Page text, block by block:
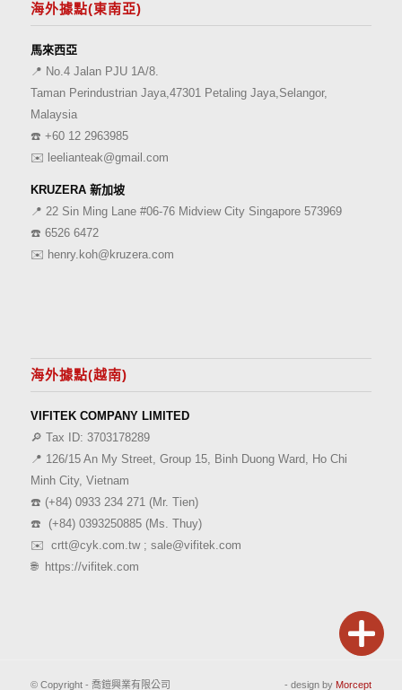
海外據點(東南亞)
馬來西亞
📍 No.4 Jalan PJU 1A/8.
Taman Perindustrian Jaya,47301 Petaling Jaya,Selangor,
Malaysia
☎️ +60 12 2963985
✉️ leelianteak@gmail.com
KRUZERA 新加坡
📍 22 Sin Ming Lane #06-76 Midview City Singapore 573969
☎️ 6526 6472
✉️ henry.koh@kruzera.com
海外據點(越南)
VIFITEK COMPANY LIMITED
🔎 Tax ID: 3703178289
📍 126/15 An My Street, Group 15, Binh Duong Ward, Ho Chi
Minh City, Vietnam
☎️ (+84) 0933 234 271(Mr. Tien)
☎️ (+84) 0393250885(Ms. Thuy)
✉️ crtt@cyk.com.tw; sale@vifitek.com
🌐 https://vifitek.com
© Copyright - 喬鎧興業有限公司 - design by Morcept